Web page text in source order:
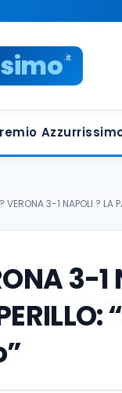
.it
VERONA 3-1 NAPOLI ? LA
3-1